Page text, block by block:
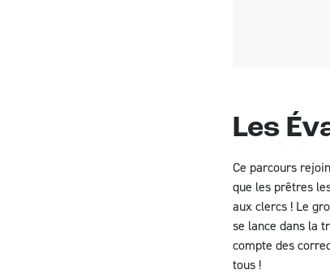
Les
Ce parcours
que les prêtres
aux clercs ! Le
se lance dans la
compte des
tous !